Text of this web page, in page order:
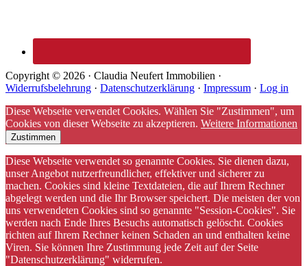
Copyright © 2026 · Claudia Neufert Immobilien ·
Widerrufsbelehrung · Datenschutzerklärung · Impressum · Log in
Diese Webseite verwendet Cookies. Wählen Sie "Zustimmen", um
Cookies von dieser Webseite zu akzeptieren. Weitere Informationen
Zustimmen
Diese Webseite verwendet so genannte Cookies. Sie dienen dazu,
unser Angebot nutzerfreundlicher, effektiver und sicherer zu
machen. Cookies sind kleine Textdateien, die auf Ihrem Rechner
abgelegt werden und die Ihr Browser speichert. Die meisten der von
uns verwendeten Cookies sind so genannte "Session-Cookies". Sie
werden nach Ende Ihres Besuchs automatisch gelöscht. Cookies
richten auf Ihrem Rechner keinen Schaden an und enthalten keine
Viren. Sie können Ihre Zustimmung jede Zeit auf der Seite
"Datenschutzerklärung" widerrufen.